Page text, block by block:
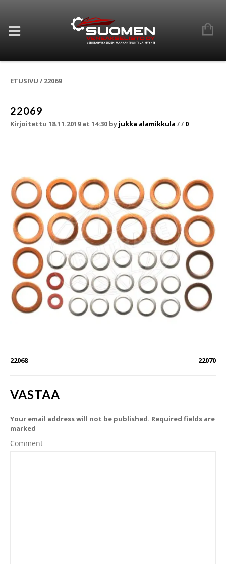
ETUSIVU / 22069
22069
Kirjoitettu 18.11.2019 at 14:30 by jukka alamikkula // 0
22068 22070
VASTAA
Your email address will not be published. Required fields are
marked
Comment